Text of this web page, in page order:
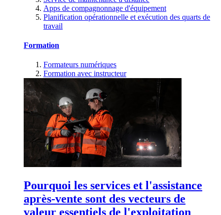
Apps de compagnonnage d'équipement
Planification opérationnelle et exécution des quarts de
travail
Formation
Formateurs numériques
Formation avec instructeur
Pourquoi les services et l'assistance
après-vente sont des vecteurs de
valeur essentiels de l'exploitation